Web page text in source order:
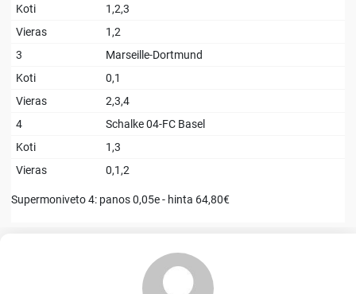
Koti
1,2,3
Vieras
1,2
3
Marseille-Dortmund
Koti
0,1
Vieras
2,3,4
4
Schalke 04-FC Basel
Koti
1,3
Vieras
0,1,2
Supermoniveto 4: panos 0,05e - hinta 64,80€